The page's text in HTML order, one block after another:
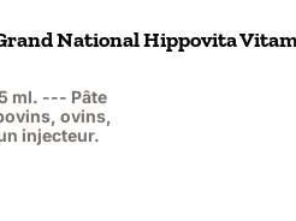
National Hippovita
ml. --- Pâte
ovins,
injecteur.
hors TVA : 8,21